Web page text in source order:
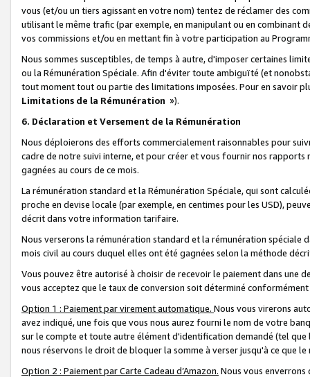
vous (et/ou un tiers agissant en votre nom) tentez de réclamer des
utilisant le même trafic (par exemple, en manipulant ou en combinant
vos commissions et/ou en mettant fin à votre participation au
Nous sommes susceptibles, de temps à autre, d'imposer certaines
ou la Rémunération Spéciale. Afin d'éviter toute ambiguïté (et
tout moment tout ou partie des limitations imposées. Pour en savoir
Limitations de la Rémunération »).
6. Déclaration et Versement de la Rémunération
Nous déploierons des efforts commercialement raisonnables pour
cadre de notre suivi interne, et pour créer et vous fournir nos
gagnées au cours de ce mois.
La rémunération standard et la Rémunération Spéciale, qui sont
proche en devise locale (par exemple, en centimes pour les USD),
décrit dans votre information tarifaire.
Nous verserons la rémunération standard et la rémunération spéciale
mois civil au cours duquel elles ont été gagnées selon la méthode
Vous pouvez être autorisé à choisir de recevoir le paiement dans une
vous acceptez que le taux de conversion soit déterminé
Option 1 : Paiement par virement automatique. Nous vous virerons
avez indiqué, une fois que vous nous aurez fourni le nom de votre
sur le compte et toute autre élément d'identification demandé (tel que
nous réservons le droit de bloquer la somme à verser jusqu'à ce que
Option 2 : Paiement par Carte Cadeau d’Amazon. Nous vous